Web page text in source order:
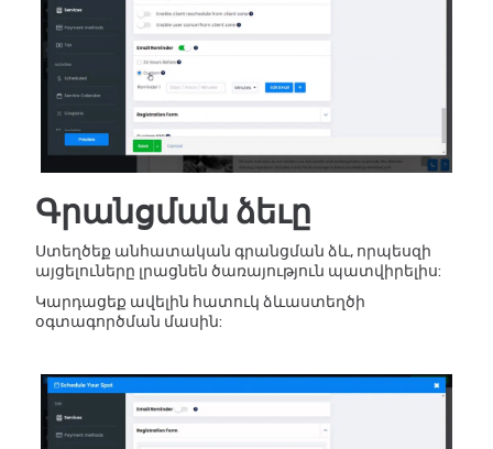
Գրանցման ձեւը
Ստեղծեք անհատական ​​գրանցման ձև, որպեսզի
այցելուները լրացնեն ծառայություն պատվիրելիս:
Կարդացեք ավելին հատուկ ձևաստեղծի
օգտագործման մասին: